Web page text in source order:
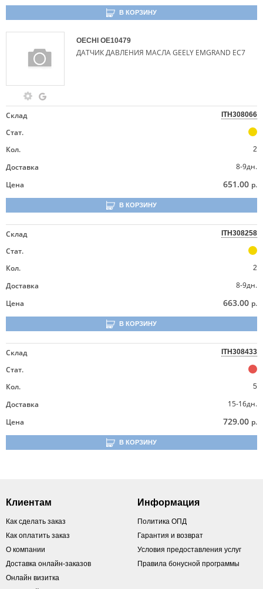
В КОРЗИНУ
OECHI OE10479
ДАТЧИК ДАВЛЕНИЯ МАСЛА GEELY EMGRAND EC7
Склад ITH308066
Стат.
Кол.
2
Доставка
8-9дн.
Цена
651.00 р.
В КОРЗИНУ
Склад ITH308258
Стат.
Кол.
2
Доставка
8-9дн.
Цена
663.00 р.
В КОРЗИНУ
Склад ITH308433
Стат.
Кол.
5
Доставка
15-16дн.
Цена
729.00 р.
В КОРЗИНУ
Клиентам
Как сделать заказ
Как оплатить заказ
О компании
Доставка онлайн-заказов
Онлайн визитка
Информация
Политика ОПД
Гарантия и возврат
Условия предоставления услуг
Правила бонусной программы